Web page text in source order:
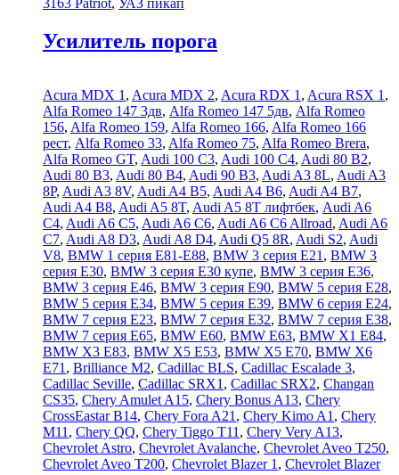
Усилитель порога
Acura MDX 1 , Acura MDX 2, Acura RDX 1 , Acura RSX 1 ,
Alfa Romeo 147 3дв, Alfa Romeo 147 5дв, Alfa Romeo
156, Alfa Romeo 159, Alfa Romeo 166, Alfa Romeo 166
рест, Alfa Romeo 33, Alfa Romeo 75, Alfa Romeo Brera,
Alfa Romeo GT, Audi 100 C3, Audi 100 C4, Audi 80 B2,
Audi 80 B3, Audi 80 B4, Audi 90 B3, Audi A3 8L, Audi A3
8P, Audi A3 8V, Audi A4 B5, Audi A4 B6, Audi A4 B7,
Audi A4 B8, Audi A5 8T, Audi A5 8T лифтбек, Audi A6
C4, Audi A6 C5, Audi A6 C6, Audi A6 C6 Allroad, Audi A6
C7, Audi A8 D3, Audi A8 D4, Audi Q5 8R, Audi S2, Audi
V8, BMW 1 серия E81-E88, BMW 3 серия E21 , BMW 3
серия E30, BMW 3 серия E30 купе, BMW 3 серия E36,
BMW 3 серия E46, BMW 3 серия E90, BMW 5 серия E28,
BMW 5 серия E34, BMW 5 серия E39, BMW 6 серия E24,
BMW 7 серия E23, BMW 7 серия E32, BMW 7 серия E38,
BMW 7 серия E65, BMW E60, BMW E63, BMW X1 E84,
BMW X3 E83, BMW X5 E53, BMW X5 E70, BMW X6
E71 , Brilliance M2, Cadillac BLS, Cadillac Escalade 3,
Cadillac Seville, Cadillac SRX1 , Cadillac SRX2, Changan
CS35, Chery Amulet A15, Chery Bonus A13, Chery
CrossEastar B14, Chery Fora A21 , Chery Kimo A1 , Chery
M11 , Chery QQ, Chery Tiggo T11 , Chery Very A13,
Chevrolet Astro, Chevrolet Avalanche, Chevrolet Aveo T250,
Chevrolet Aveo Т200, Chevrolet Blazer 1 , Chevrolet Blazer